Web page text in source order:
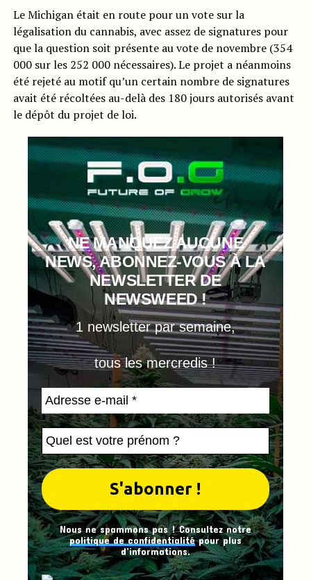
Le Michigan était en route pour un vote sur la
légalisation du cannabis, avec assez de signatures pour
que la question soit présente au vote de novembre (354
000 sur les 252 000 nécessaires). Le projet a néanmoins
été rejeté au motif qu’un certain nombre de signatures
avait été récoltées au-delà des 180 jours autorisés avant
le dépôt du projet de loi.
NE MANQUEZ AUCUNE
NEWS, ABONNEZ-VOUS À LA
NEWSLETTER DE
NEWSWEED !
1 newsletter par semaine,
tous les mercredis !
Nous ne spammons pas ! Consultez notre
politique de confidentialitépour plus
d’informations.